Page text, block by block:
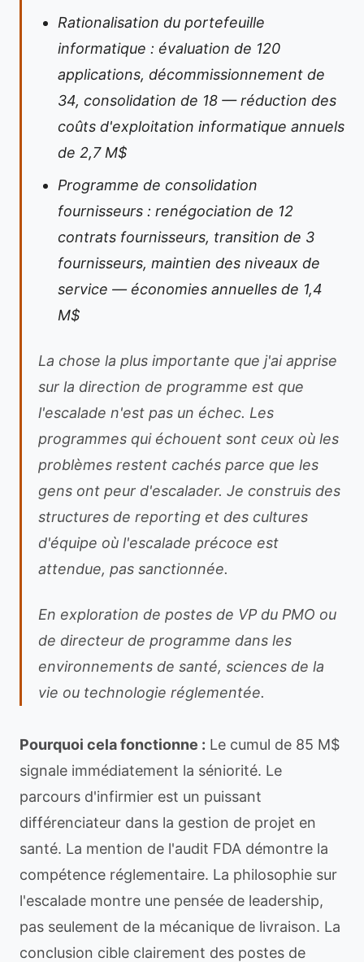
Rationalisation du portefeuille
informatique : évaluation de 120
applications, décommissionnement de
34, consolidation de 18 — réduction des
coûts d'exploitation informatique annuels
de 2,7 M$
Programme de consolidation
fournisseurs : renégociation de 12
contrats fournisseurs, transition de 3
fournisseurs, maintien des niveaux de
service — économies annuelles de 1,4
M$
La chose la plus importante que j'ai apprise
sur la direction de programme est que
l'escalade n'est pas un échec. Les
programmes qui échouent sont ceux où les
problèmes restent cachés parce que les
gens ont peur d'escalader. Je construis des
structures de reporting et des cultures
d'équipe où l'escalade précoce est
attendue, pas sanctionnée.
En exploration de postes de VP du PMO ou
de directeur de programme dans les
environnements de santé, sciences de la
vie ou technologie réglementée.
Pourquoi cela fonctionne : Le cumul de 85 M$
signale immédiatement la séniorité. Le
parcours d'infirmier est un puissant
différenciateur dans la gestion de projet en
santé. La mention de l'audit FDA démontre la
compétence réglementaire. La philosophie sur
l'escalade montre une pensée de leadership,
pas seulement de la mécanique de livraison. La
conclusion cible clairement des postes de